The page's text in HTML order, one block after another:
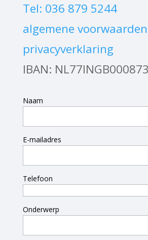
Tel: 036 879 5244
algemene voorwaarden
privacyverklaring
IBAN:
Naam
E-mailadres
Telefoon
Onderwerp